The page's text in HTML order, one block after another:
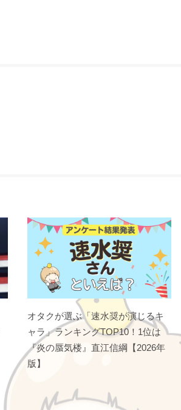
オタクが選ぶ「速水奨が演じるキ
ャラ」ランキングTOP10！1位は
『炎の蜃気楼』直江信綱【2026年
版】